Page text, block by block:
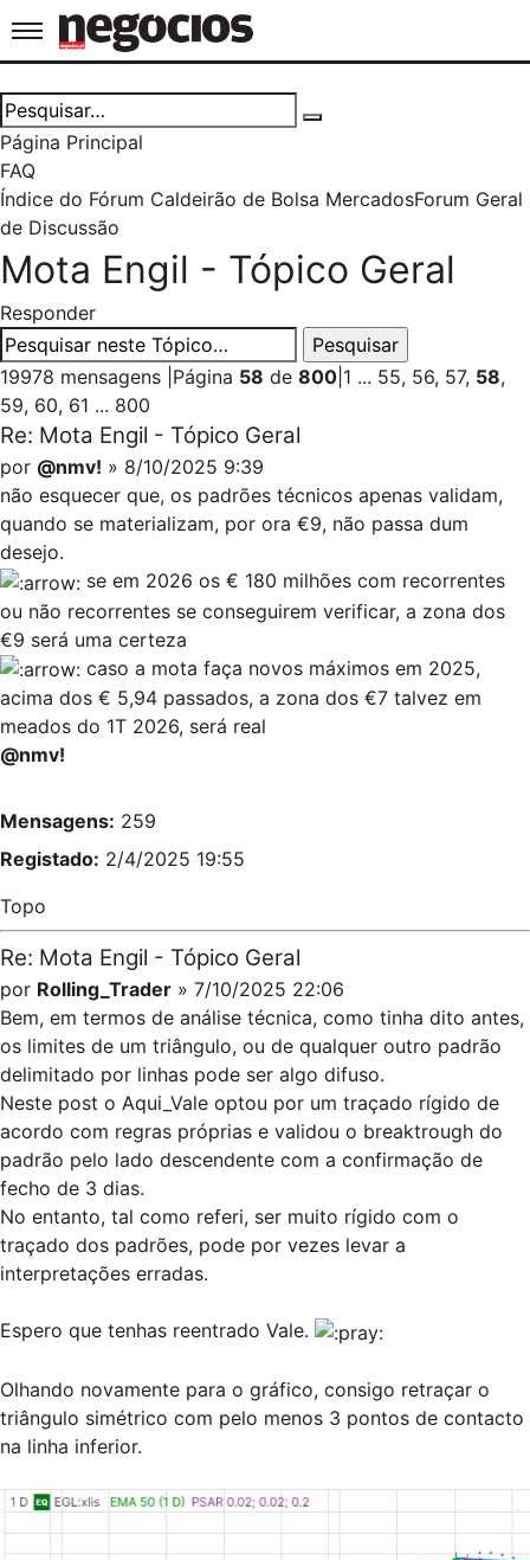
Jornal de Negócios
Página Principal
FAQ
Índice do Fórum Caldeirão de Bolsa MercadosForum Geral
de Discussão
Mota Engil - Tópico Geral
Responder
19978 mensagens Página 58 de 800 1 ... 55, 56, 57, 58,
59, 60, 61 ... 800
Re: Mota Engil - Tópico Geral
por @nmv! » 8/10/2025 9:39
não esquecer que, os padrões técnicos apenas validam,
quando se materializam, por ora €9, não passa dum
desejo.
se em 2026 os € 180 milhões com recorrentes
ou não recorrentes se conseguirem verificar, a zona dos
€9 será uma certeza
caso a mota faça novos máximos em 2025,
acima dos € 5,94 passados, a zona dos €7 talvez em
meados do 1T 2026, será real
@nmv!
Mensagens: 259
Registado: 2/4/2025 19:55
Topo
Re: Mota Engil - Tópico Geral
por Rolling_Trader » 7/10/2025 22:06
Bem, em termos de análise técnica, como tinha dito antes,
os limites de um triângulo, ou de qualquer outro padrão
delimitado por linhas pode ser algo difuso.
Neste post o Aqui_Vale optou por um traçado rígido de
acordo com regras próprias e validou o breaktrough do
padrão pelo lado descendente com a confirmação de
fecho de 3 dias.
No entanto, tal como referi, ser muito rígido com o
traçado dos padrões, pode por vezes levar a
interpretações erradas.
Espero que tenhas reentrado Vale.
Olhando novamente para o gráfico, consigo retraçar o
triângulo simétrico com pelo menos 3 pontos de contacto
na linha inferior.